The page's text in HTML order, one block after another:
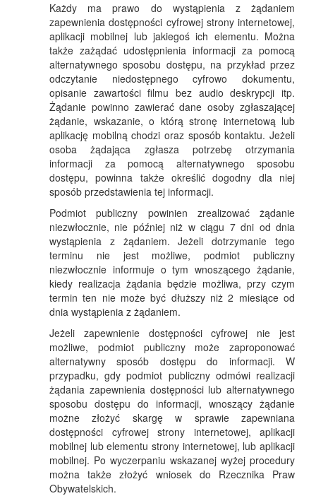
Każdy ma prawo do wystąpienia z żądaniem
zapewnienia dostępności cyfrowej strony internetowej,
aplikacji mobilnej lub jakiegoś ich elementu. Można
także zażądać udostępnienia informacji za pomocą
alternatywnego sposobu dostępu, na przykład przez
odczytanie niedostępnego cyfrowo dokumentu,
opisanie zawartości filmu bez audio deskrypcji itp.
Żądanie powinno zawierać dane osoby zgłaszającej
żądanie, wskazanie, o którą stronę internetową lub
aplikację mobilną chodzi oraz sposób kontaktu. Jeżeli
osoba żądająca zgłasza potrzebę otrzymania
informacji za pomocą alternatywnego sposobu
dostępu, powinna także określić dogodny dla niej
sposób przedstawienia tej informacji.
Podmiot publiczny powinien zrealizować żądanie
niezwłocznie, nie później niż w ciągu 7 dni od dnia
wystąpienia z żądaniem. Jeżeli dotrzymanie tego
terminu nie jest możliwe, podmiot publiczny
niezwłocznie informuje o tym wnoszącego żądanie,
kiedy realizacja żądania będzie możliwa, przy czym
termin ten nie może być dłuższy niż 2 miesiące od
dnia wystąpienia z żądaniem.
Jeżeli zapewnienie dostępności cyfrowej nie jest
możliwe, podmiot publiczny może zaproponować
alternatywny sposób dostępu do informacji. W
przypadku, gdy podmiot publiczny odmówi realizacji
żądania zapewnienia dostępności lub alternatywnego
sposobu dostępu do informacji, wnoszący żądanie
możne złożyć skargę w sprawie zapewniana
dostępności cyfrowej strony internetowej, aplikacji
mobilnej lub elementu strony internetowej, lub aplikacji
mobilnej. Po wyczerpaniu wskazanej wyżej procedury
można także złożyć wniosek do Rzecznika Praw
Obywatelskich.